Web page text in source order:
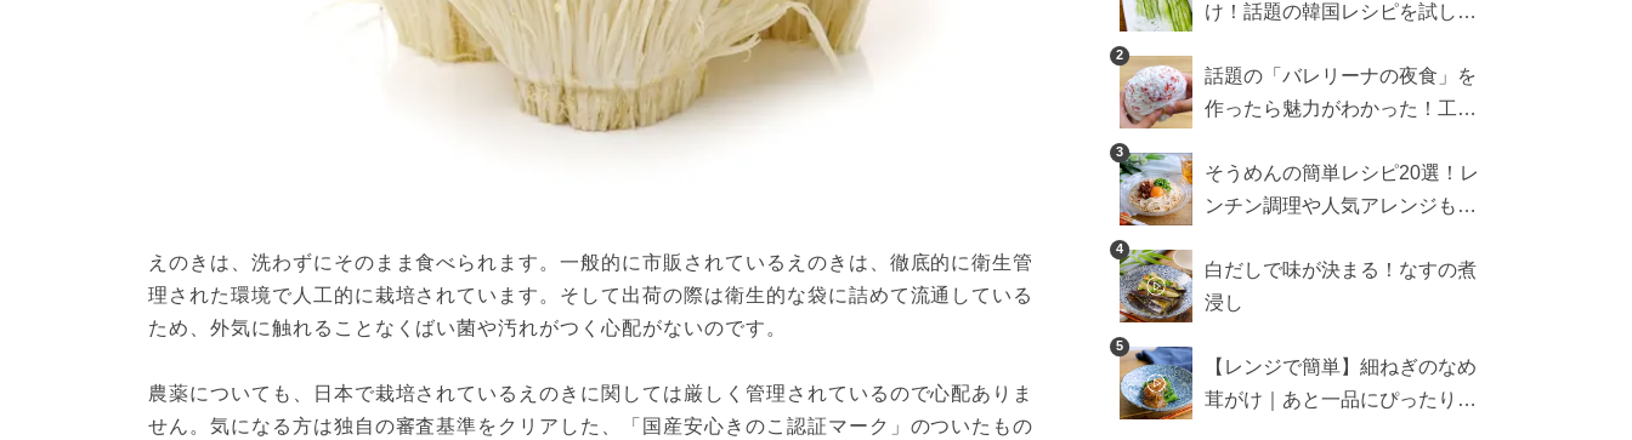
えのきは、洗わずにそのまま食べられます。一般的に市販されているえのきは、徹底的に衛生管
理された環境で人工的に栽培されています。そして出荷の際は衛生的な袋に詰めて流通している
ため、外気に触れることなくばい菌や汚れがつく心配がないのです。
農薬についても、日本で栽培されているえのきに関しては厳しく管理されているので心配ありま
せん。気になる方は独自の審査基準をクリアした、「国産安心きのこ認証マーク」のついたもの
け！話題の韓国レシピを試した
2
話題の「バレリーナの夜食」を
作ったら魅力がわかった！工程
3
そうめんの簡単レシピ20選！レ
ンチン調理や人気アレンジも紹
4
白だしで味が決まる！なすの煮
浸し
5
【レンジで簡単】細ねぎのなめ
茸がけ｜あと一品にぴったり副